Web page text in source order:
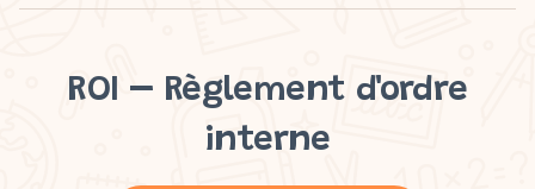
ROI – Règlement d'ordre
interne